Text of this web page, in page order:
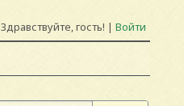
Здравствуйте, гость! | Войти